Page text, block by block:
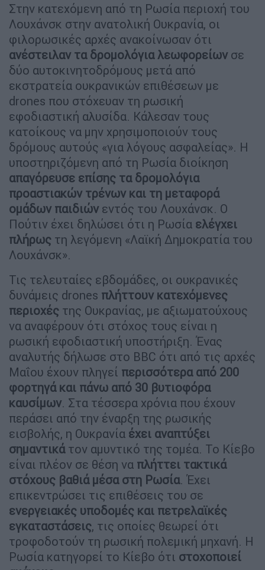
Στην κατεχόμενη από τη Ρωσία περιοχή του
Λουχάνσκ στην ανατολική Ουκρανία, οι
φιλορωσικές αρχές ανακοίνωσαν ότι
ανέστειλαν τα δρομολόγια λεωφορείων σε
δύο αυτοκινητοδρόμους μετά από
εκστρατεία ουκρανικών επιθέσεων με
drones που στόχευαν τη ρωσική
εφοδιαστική αλυσίδα. Κάλεσαν τους
κατοίκους να μην χρησιμοποιούν τους
δρόμους αυτούς «για λόγους ασφαλείας». Η
υποστηριζόμενη από τη Ρωσία διοίκηση
απαγόρευσε επίσης τα δρομολόγια
προαστιακών τρένων και τη μεταφορά
ομάδων παιδιών εντός του Λουχάνσκ. Ο
Πούτιν έχει δηλώσει ότι η Ρωσία ελέγχει
πλήρως τη λεγόμενη «Λαϊκή Δημοκρατία του
Λουχάνσκ».
Τις τελευταίες εβδομάδες, οι ουκρανικές
δυνάμεις drones πλήττουν κατεχόμενες
περιοχές της Ουκρανίας, με αξιωματούχους
να αναφέρουν ότι στόχος τους είναι η
ρωσική εφοδιαστική υποστήριξη. Ένας
αναλυτής δήλωσε στο BBC ότι από τις αρχές
Μαΐου έχουν πληγεί περισσότερα από 200
φορτηγά και πάνω από 30 βυτιοφόρα
καυσίμων. Στα τέσσερα χρόνια που έχουν
περάσει από την έναρξη της ρωσικής
εισβολής, η Ουκρανία έχει αναπτύξει
σημαντικάτον αμυντικό της τομέα. Το Κίεβο
είναι πλέον σε θέση να πλήττει τακτικά
στόχους βαθιά μέσα στη Ρωσία. Έχει
επικεντρώσει τις επιθέσεις του σε
ενεργειακές υποδομές και πετρελαϊκές
εγκαταστάσεις, τις οποίες θεωρεί ότι
τροφοδοτούν τη ρωσική πολεμική μηχανή. Η
Ρωσία κατηγορεί το Κίεβο ότι στοχοποιεί